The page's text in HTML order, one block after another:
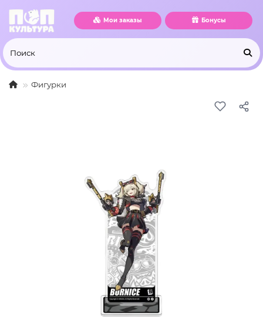
Мои заказы Бонусы
Фигурки